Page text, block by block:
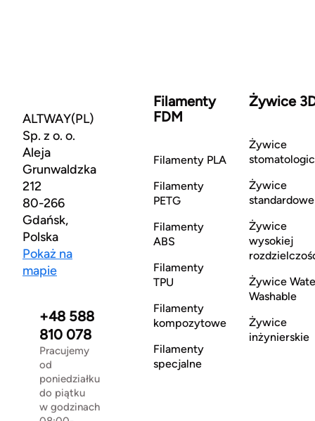
ALTWAY(PL)
Sp. z o. o.
Aleja
Grunwaldzka
212
80-266
Gdańsk,
Polska
Pokaż na
mapie
+48 588
810 078
Pracujemy
od
poniedziałku
do piątku
w godzinach
Filamenty
FDM
Filamenty PLA
Filamenty
PETG
Filamenty
ABS
Filamenty
TPU
Filamenty
kompozytowe
Filamenty
specjalne
Żywice
Żywice
Żywice
standardowe
Żywice
wysokiej
Żywice
Washable
Żywice
inżynierskie